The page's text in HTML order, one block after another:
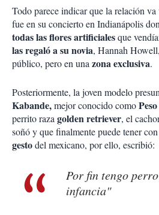
Todo parece indicar que la relación
fue en su concierto en Indianápolis
todas las flores artificialesque
las regaló a su novia, Hannah
público, pero en unazona exclusiva.
Posteriormente, la joven modelo
Kabande,mejor conocido como
perrito razagolden retriever, el
soñó y que finalmente puede tener
gestodel mexicano, por ello, escribió:
Por fin tengo
infancia"